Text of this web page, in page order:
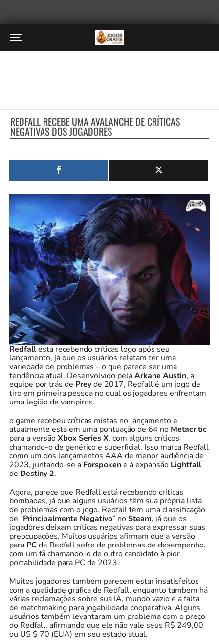
REDFALL RECEBE UMA AVALANCHE DE CRÍTICAS
NEGATIVAS DOS JOGADORES
Redfallestá recebendo críticas logo após seu
lançamento, já que os usuários relatam ter uma
variedade de problemas – o que parece ser uma
tendência atual. Desenvolvido pelaArkane Austin, a
equipe por trás de Preyde 2017, Redfall é um jogo de
tiro em primeira pessoa no qual os jogadores enfrentam
uma legião de vampiros.
o game recebeu críticas mistas no lançamento e
atualmente está em uma pontuação de 64 no Metacritic
para a versãoXbox Series X, com alguns críticos
chamando-o de genérico e superficial. Isso marca Redfall
como um dos lançamentos AAA de menor audiência de
2023, juntando-se a Forspokene à expansão Lightfall
de Destiny 2.
Agora, parece que Redfall está recebendo críticas
bombadas, já que alguns usuários têm sua própria lista
de problemas com o jogo. Redfall tem uma classificação
de “Principalmente Negativo” noSteam, já que os
jogadores deixam críticas negativas para expressar suas
preocupações. Muitos usuários afirmam que a versão
para PCde Redfall sofre de problemas de desempenho,
com um fã chamando-o de outro candidato à pior
portabilidade para PC de 2023.
Muitos jogadores também parecem estar insatisfeitos
com a qualidade gráfica de Redfall, enquanto também há
várias reclamações sobre sua IA, mundo vazio e a falta
de matchmaking para jogabilidade cooperativa. Alguns
usuários também levantaram um problema com o preço
do Redfall, afirmando que ele não vale seus R$ 249,00
ou US $ 70 (EUA) em seu estado atual.